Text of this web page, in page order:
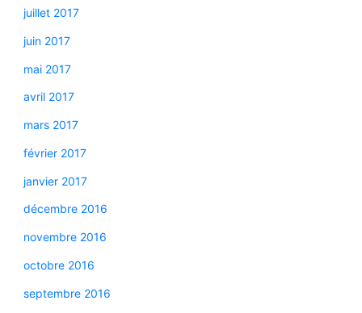
juillet 2017
juin 2017
mai 2017
avril 2017
mars 2017
février 2017
janvier 2017
décembre 2016
novembre 2016
octobre 2016
septembre 2016